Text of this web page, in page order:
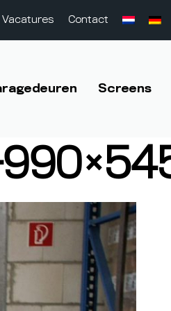
Vacatures Contact
Screens